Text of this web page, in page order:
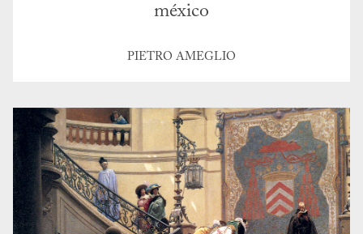
méxico
PIETRO AMEGLIO